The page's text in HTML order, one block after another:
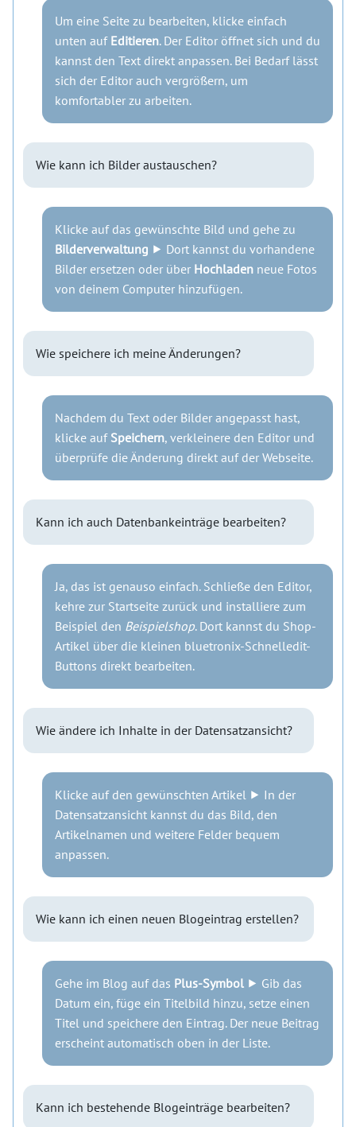
Um eine Seite zu bearbeiten, klicke einfach
unten auf Editieren. Der Editor öffnet sich und du
kannst den Text direkt anpassen. Bei Bedarf lässt
sich der Editor auch vergrößern, um
komfortabler zu arbeiten.
Wie kann ich Bilder austauschen?
Klicke auf das gewünschte Bild und gehe zu
Bilderverwaltung ⯈ Dort kannst du vorhandene
Bilder ersetzen oder über Hochladen neue Fotos
von deinem Computer hinzufügen.
Wie speichere ich meine Änderungen?
Nachdem du Text oder Bilder angepasst hast,
klicke auf Speichern, verkleinere den Editor und
überprüfe die Änderung direkt auf der Webseite.
Kann ich auch Datenbankeinträge bearbeiten?
Ja, das ist genauso einfach. Schließe den Editor,
kehre zur Startseite zurück und installiere zum
Beispiel den Beispielshop. Dort kannst du Shop-
Artikel über die kleinen bluetronix-Schnelledit-
Buttons direkt bearbeiten.
Wie ändere ich Inhalte in der Datensatzansicht?
Klicke auf den gewünschten Artikel ⯈ In der
Datensatzansicht kannst du das Bild, den
Artikelnamen und weitere Felder bequem
anpassen.
Wie kann ich einen neuen Blogeintrag erstellen?
Gehe im Blog auf das Plus-Symbol ⯈ Gib das
Datum ein, füge ein Titelbild hinzu, setze einen
Titel und speichere den Eintrag. Der neue Beitrag
erscheint automatisch oben in der Liste.
Kann ich bestehende Blogeinträge bearbeiten?